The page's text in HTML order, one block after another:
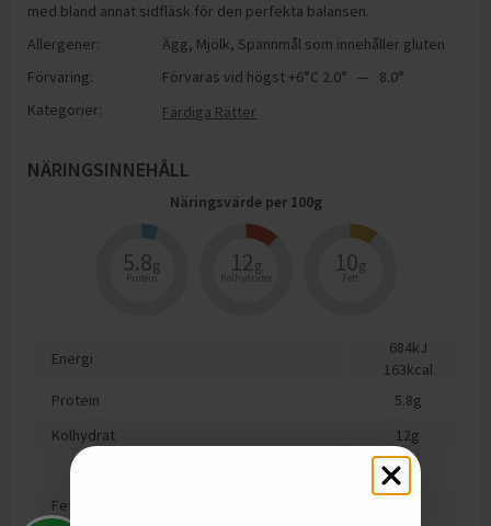
med bland annat sidfläsk för den perfekta balansen.
Allergener:
Ägg, Mjölk, Spannmål som innehåller gluten
Förvaring:
Förvaras vid högst +6°C 2.0° — 8.0°
Kategorier:
Färdiga Rätter
NÄRINGSINNEHÅLL
Näringsvärde per 100g
5.8g
Protein
12g
Kolhydrater
10g
Fett
Energi
684kJ
163kcal
Protein
5.8g
Kolhydrat
12g
1.4
g
Fett